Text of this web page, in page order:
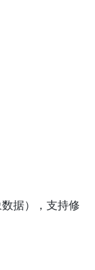
据），支持修